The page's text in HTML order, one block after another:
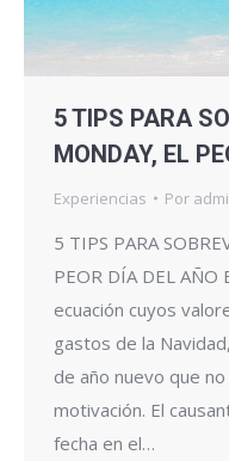
5 TIPS PARA
MONDAY, EL
Experiencias Por
5 TIPS PARA
PEOR DÍA DEL
ecuación cuyos
gastos de la
de año nuevo que
motivación. El
fecha en el…